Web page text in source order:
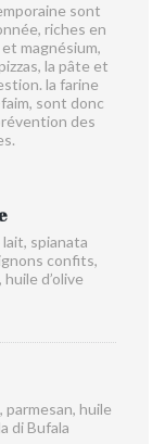
sont
riches en
magnésium,
la pâte et
la farine
sont donc
des
spianata
confits,
d’olive
parmesan, huile
di Bufala